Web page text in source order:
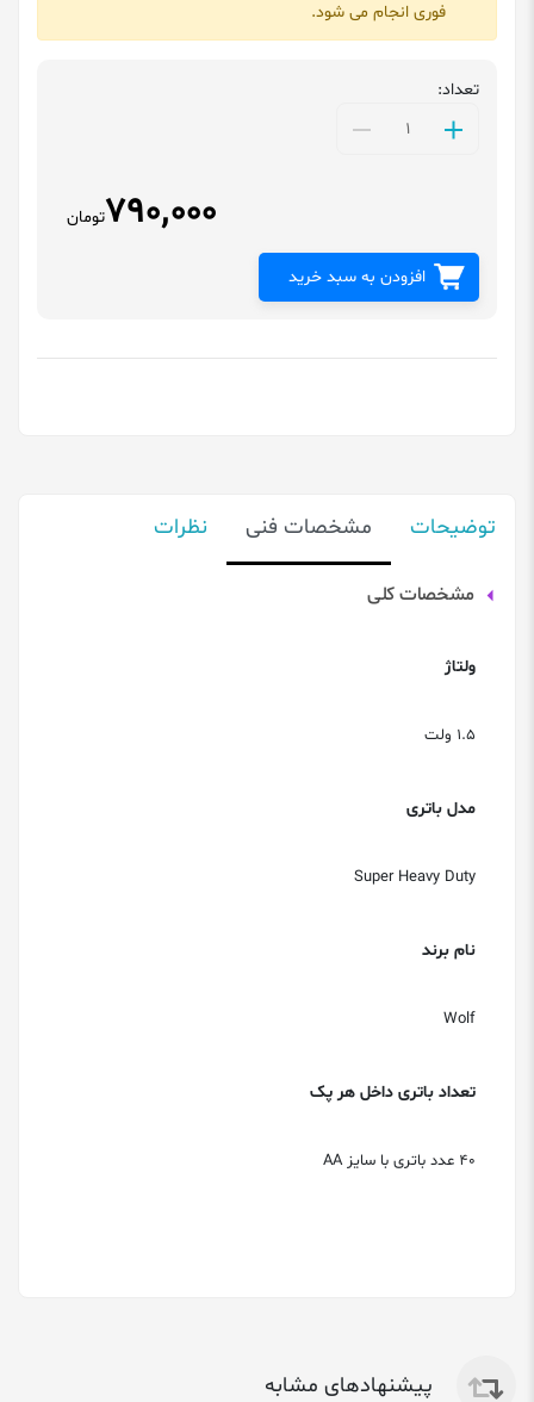
فوری انجام می شود.
تعداد:
790,000تومان
افزودن به سبد خرید
توضیحات مشخصات فنی نظرات
مشخصات کلی
ولتاژ
1.5 ولت
مدل باتری
Super Heavy Duty
نام برند
Wolf
تعداد باتری داخل هر پک
40 عدد باتری با سایز AA
پیشنهادهای مشابه